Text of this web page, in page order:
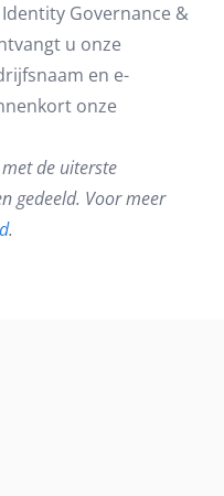
Governance &
u onze
en e-
onze
de uiterste
gedeeld. Voor meer
.